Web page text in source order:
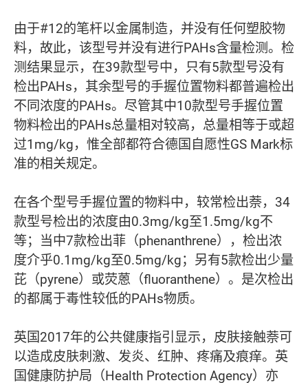
由于#12的笔杆以金属制造，并没有任何塑胶物
料，故此，该型号并没有进行PAHs含量检测。检
测结果显示，在39款型号中，只有5款型号没有
检出PAHs，其余型号的手握位置物料都普遍检出
不同浓度的PAHs。尽管其中10款型号手握位置
物料检出的PAHs总量相对较高，总量相等于或超
过1mg/kg，惟全部都符合德国自愿性GS Mark标
准的相关规定。
在各个型号手握位置的物料中，较常检出萘，34
款型号检出的浓度由0.3mg/kg至1.5mg/kg不
等；当中7款检出菲（phenanthrene），检出浓
度介乎0.1mg/kg至0.5mg/kg；另有5款检出少量
芘（pyrene）或荧蒽（fluoranthene）。是次检出
的都属于毒性较低的PAHs物质。
英国2017年的公共健康指引显示，皮肤接触萘可
以造成皮肤刺激、发炎、红肿、疼痛及痕痒。英
国健康防护局（Health Protection Agency）亦